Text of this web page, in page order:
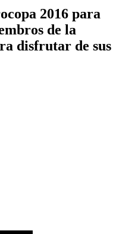
2016 para
de la
disfrutar de sus